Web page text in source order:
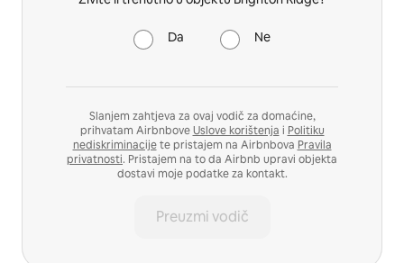
Da Ne
Slanjem zahtjeva za ovaj vodič za domaćine,
prihvatam AirbnboveUslove korištenja i Politiku
nediskriminacijete pristajem na Airbnbova Pravila
privatnosti. Pristajem na to da Airbnb upravi objekta
dostavi moje podatke za kontakt.
Preuzmi vodič